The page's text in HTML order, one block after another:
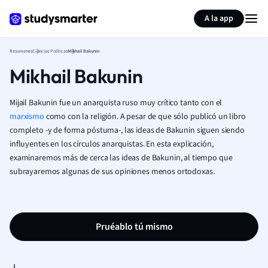
A la app
ResumenesCiencias PolíticasMikhail Bakunin
Mikhail Bakunin
Mijail Bakunin fue un anarquista ruso muy crítico tanto con el
marxismo como con la religión. A pesar de que sólo publicó un libro
completo -y de forma póstuma-, las ideas de Bakunin siguen siendo
influyentes en los círculos anarquistas. En esta explicación,
examinaremos más de cerca las ideas de Bakunin, al tiempo que
subrayaremos algunas de sus opiniones menos ortodoxas.
Pruéablo tú mismo
Resumir página